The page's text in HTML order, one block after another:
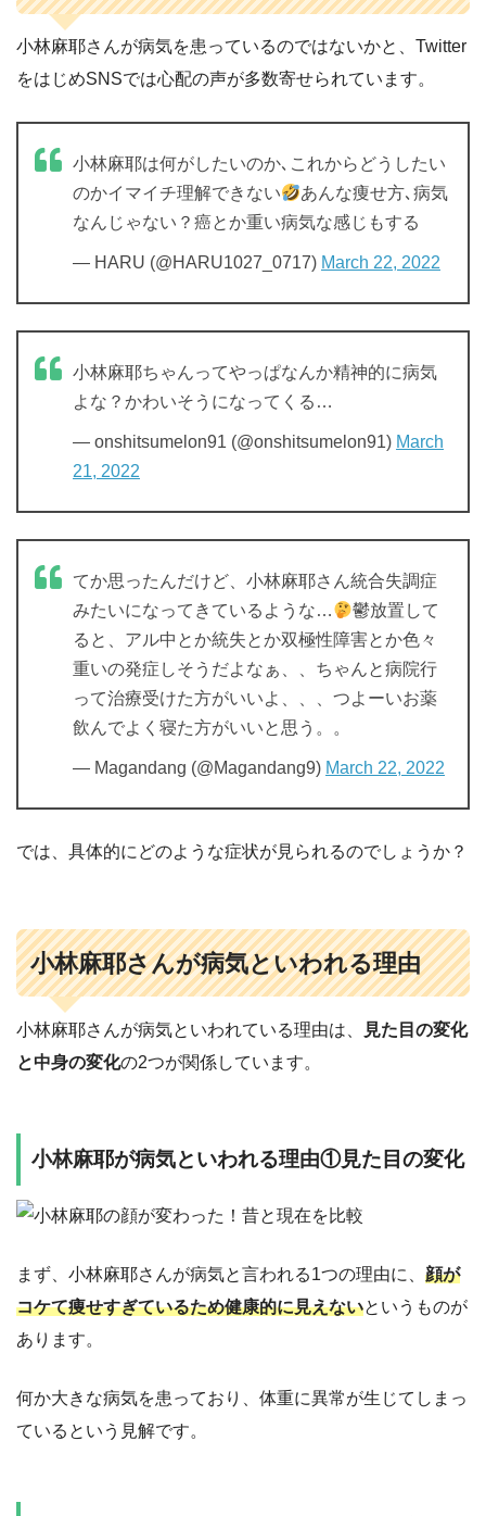
小林麻耶さんが病気を患っているのではないかと、Twitter
をはじめSNSでは心配の声が多数寄せられています。
小林麻耶は何がしたいのか､これからどうしたい
のかイマイチ理解できない
あんな痩せ方､病気
なんじゃない？癌とか重い病気な感じもする
— HARU (@HARU1027_0717) March 22, 2022
小林麻耶ちゃんってやっぱなんか精神的に病気
よな？かわいそうになってくる…
— onshitsumelon91 (@onshitsumelon91) March
21, 2022
てか思ったんだけど、小林麻耶さん統合失調症
みたいになってきているような…
鬱放置して
ると、アル中とか統失とか双極性障害とか色々
重いの発症しそうだよなぁ、、ちゃんと病院行
って治療受けた方がいいよ、、、つよーいお薬
飲んでよく寝た方がいいと思う。。
— Magandang (@Magandang9) March 22, 2022
では、具体的にどのような症状が見られるのでしょうか？
小林麻耶さんが病気といわれる理由
小林麻耶さんが病気といわれている理由は、
見た目の変化
と中身の変化の2つが関係しています。
小林麻耶が病気といわれる理由①見た目の変化
まず、小林麻耶さんが病気と言われる1つの理由に、 顔が
コケて痩せすぎているため健康的に見えないというものが
あります。
何か大きな病気を患っており、体重に異常が生じてしまっ
ているという見解です。